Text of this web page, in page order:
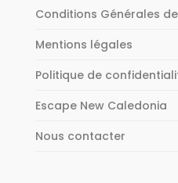
Conditions Générales
Mentions légales
Politique de
Escape New Caledonia
Nous contacter